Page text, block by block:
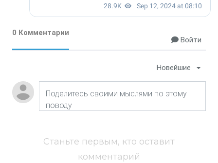
0 Комментарии
Войти
Новейшие
Станьте первым, кто оставит
комментарий